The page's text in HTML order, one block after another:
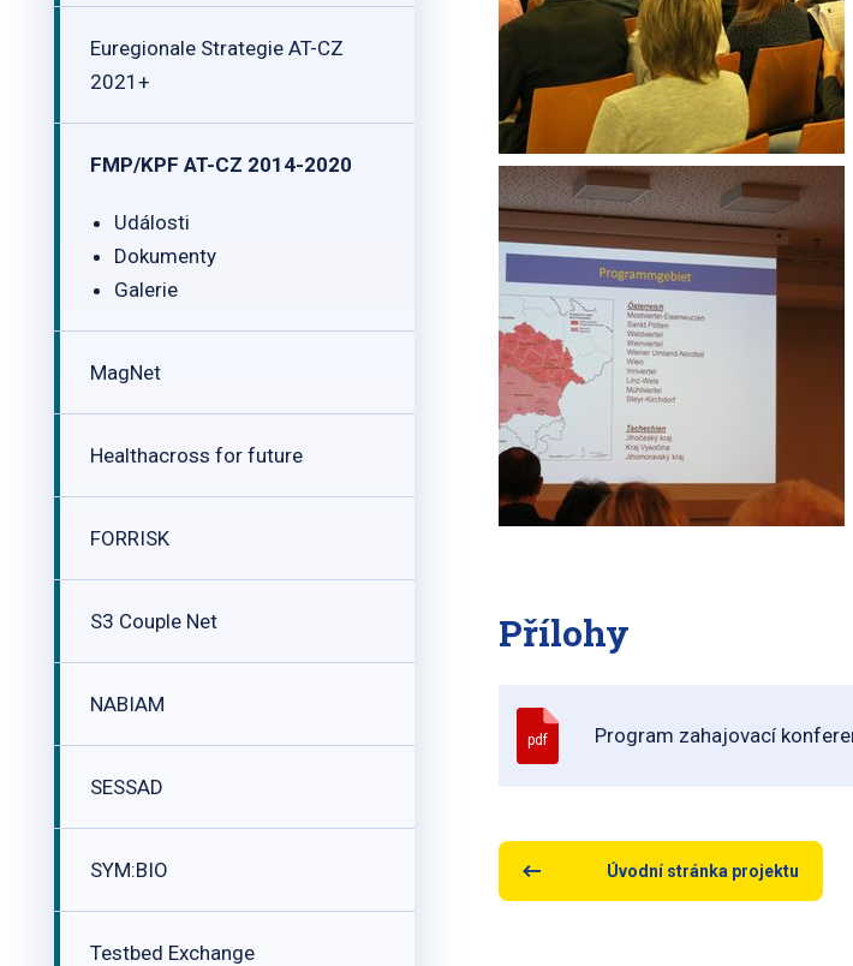
Euregionale Strategie AT-CZ
2021+
FMP/KPF AT-CZ 2014-2020
Události
Dokumenty
Galerie
MagNet
Healthacross for future
FORRISK
S3 Couple Net
NABIAM
SESSAD
SYM:BIO
Testbed Exchange
Přílohy
pdf Program zahajovací
Úvodní stránka projektu